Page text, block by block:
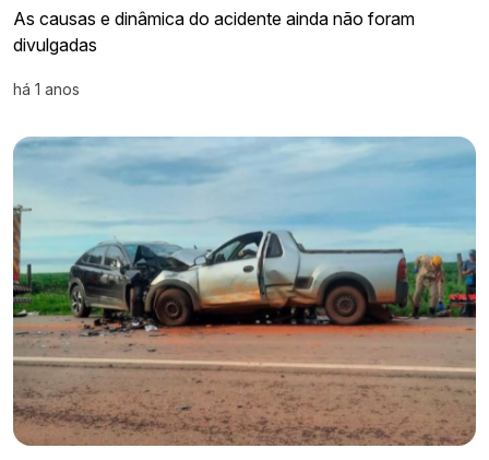
As causas e dinâmica do acidente ainda não foram
divulgadas
há 1 anos